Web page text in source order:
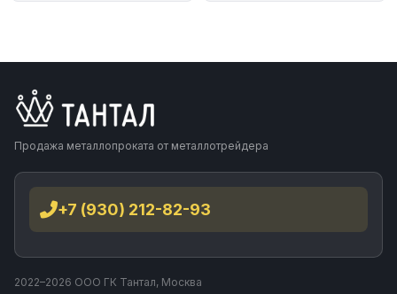
Продажа металлопроката от металлотрейдера
+7 (930) 212-82-93
2022–2026 ООО ГК Тантал, Москва